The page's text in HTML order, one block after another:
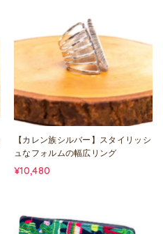
【カレン族シルバー】スタイリッシ
ュなフォルムの幅広リング
¥10,480